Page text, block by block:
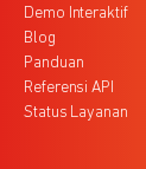
Demo Interaktif
Blog
Panduan
Referensi API
Status Layanan